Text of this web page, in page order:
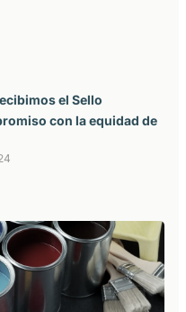
el Sello
con la equidad de